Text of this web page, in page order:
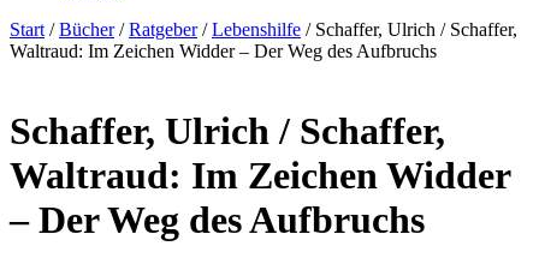
Skip
to
Start /Bücher/Ratgeber/Lebenshilfe / Schaffer, Ulrich / Schaffer,
Waltraud: Im Zeichen Widder – Der Weg des Aufbruchs
Schaffer, Ulrich / Schaffer,
Waltraud: Im Zeichen Widder
– Der Weg des Aufbruchs